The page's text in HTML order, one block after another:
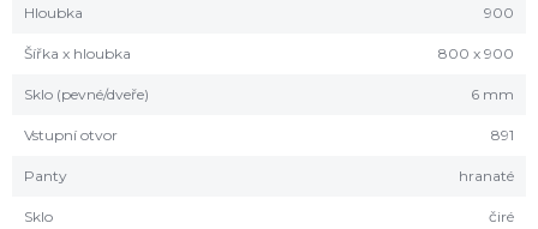
Hloubka 900
Šířka x hloubka 800 x 900
Sklo (pevné/dveře) 6 mm
Vstupní otvor 891
Panty hranaté
Sklo čiré